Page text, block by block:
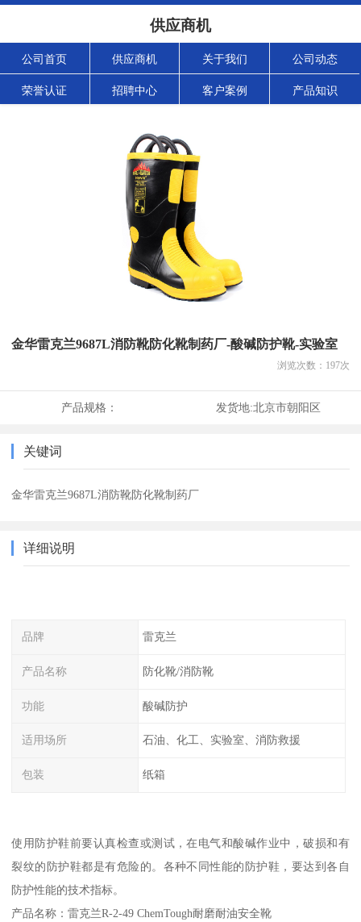
供应商机
公司首页 供应商机 关于我们 公司动态
荣誉认证 招聘中心 客户案例 产品知识
金华雷克兰9687L消防靴防化靴制药厂-酸碱防护靴-实验室
浏览次数： 197次
产品规格： 发货地:北京市朝阳区
关键词
金华雷克兰9687L消防靴防化靴制药厂
详细说明
品牌 雷克兰
产品名称 防化靴/消防靴
功能 酸碱防护
适用场所 石油、化工、实验室、消防救援
包装 纸箱
使用防护鞋前要认真检查或测试，在电气和酸碱作业中，破损和有
裂纹的防护鞋都是有危险的。各种不同性能的防护鞋，要达到各自
防护性能的技术指标。
产品名称：雷克兰R-2-49 ChemTough耐磨耐油安全靴